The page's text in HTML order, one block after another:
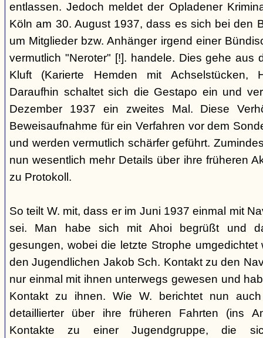
entlassen. Jedoch meldet der Opladener
Köln am 30. August 1937, dass es sich bei den
um Mitglieder bzw. Anhänger irgend einer
vermutlich "Neroter" [!]. handele. Dies gehe aus
Kluft (Karierte Hemden mit Achselstücken,
Daraufhin schaltet sich die Gestapo ein und
Dezember 1937 ein zweites Mal. Diese
Beweisaufnahme für ein Verfahren vor dem
und werden vermutlich schärfer geführt.
nun wesentlich mehr Details über ihre früheren
zu Protokoll.
So teilt W. mit, dass er im Juni 1937 einmal mit
sei. Man habe sich mit Ahoi begrüßt und
gesungen, wobei die letzte Strophe
den Jugendlichen Jakob Sch. Kontakt zu den
nur einmal mit ihnen unterwegs gewesen und
Kontakt zu ihnen. Wie W. berichtet nun
detaillierter über ihre früheren Fahrten (ins
Kontakte zu einer Jugendgruppe, die